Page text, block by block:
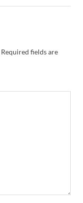
Required fields are